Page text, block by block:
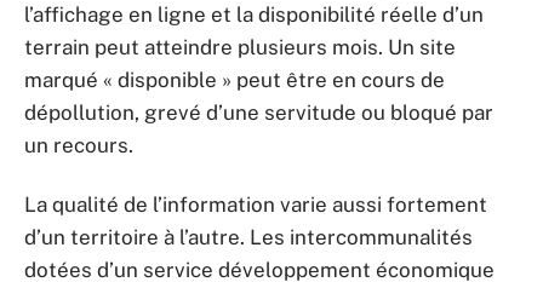
l’affichage en ligne et la disponibilité réelle d’un
terrain peut atteindre plusieurs mois. Un site
marqué « disponible » peut être en cours de
dépollution, grevé d’une servitude ou bloqué par
un recours.
La qualité de l’information varie aussi fortement
d’un territoire à l’autre. Les intercommunalités
dotées d’un service développement économique